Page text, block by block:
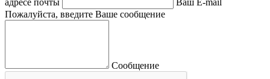
адресе почты
Ваш E-mail
Пожалуйста, введите Ваше сообщение
Сообщение